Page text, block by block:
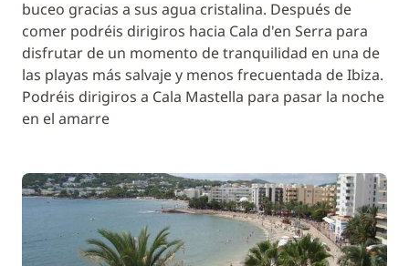
buceo gracias a sus agua cristalina. Después de
comer podréis dirigiros hacia Cala d'en Serra para
disfrutar de un momento de tranquilidad en una de
las playas más salvaje y menos frecuentada de Ibiza.
Podréis dirigiros a Cala Mastella para pasar la noche
en el amarre